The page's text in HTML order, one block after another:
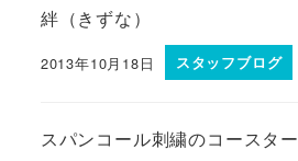
絆（きずな）
2013年10月18日 スタッフブログ
スパンコール刺繍のコースター